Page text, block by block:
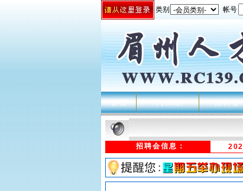
类别 帐号
首 页
个人求职 招 聘 会
招聘会信息：